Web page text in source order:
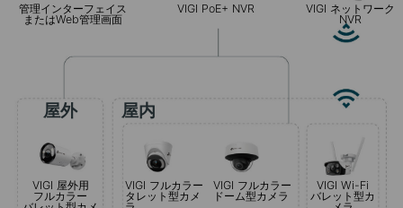
VIGI PoE+ NVR
管理インターフェイス
またはWeb管理画面
VIGI ネットワーク
NVR
VIGI 屋外用
フルカラー
VIGI フルカラー
タレット型カメ
VIGI フルカラー
ドーム型カメラ
VIGI Wi-Fi
バレット型カ
屋外 屋内